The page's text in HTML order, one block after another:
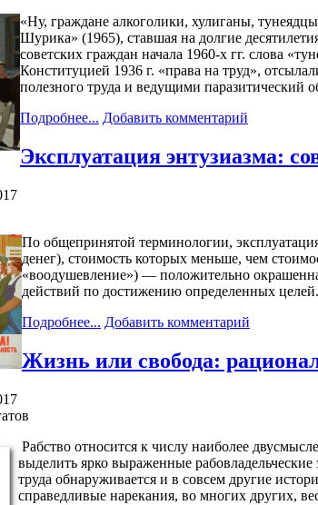
«Ну, граждане алкоголики, хулиганы,
Шурика» (1965), ставшая на долгие
советских граждан начала 1960-х гг. слова
Конституцией 1936 г. «права на труд»,
полезного труда и ведущими паразитический
Подробнее... Добавить комментарий
Эксплуатация энтузиазма:
По общепринятой терминологии,
денег), стоимость которых меньше, чем
«воодушевление») — положительно
действий по достижению определенных целей.
Подробнее... Добавить комментарий
Жизнь или свобода:
Рабство относится к числу наиболее
выделить ярко выраженные
труда обнаруживается и в совсем другие
справедливые нарекания, во многих других,